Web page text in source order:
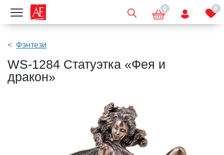
Показать меню 0 0
Фэнтези
WS-1284 Статуэтка «Фея и
дракон»